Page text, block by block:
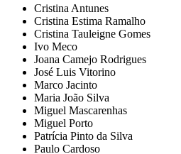
Cristina Antunes
Cristina Estima Ramalho
Cristina Tauleigne Gomes
Ivo Meco
Joana Camejo Rodrigues
José Luis Vitorino
Marco Jacinto
Maria João Silva
Miguel Mascarenhas
Miguel Porto
Patrícia Pinto da Silva
Paulo Cardoso